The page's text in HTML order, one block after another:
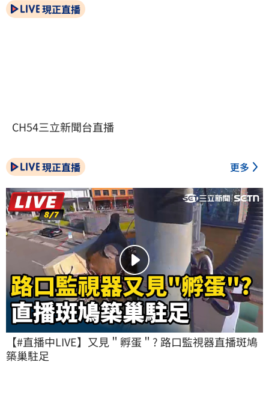
現正直播
CH54三立新聞台直播
現正直播 更多
【#直播中LIVE】又見＂孵蛋＂? 路口監視器直播斑鳩
築巢駐足